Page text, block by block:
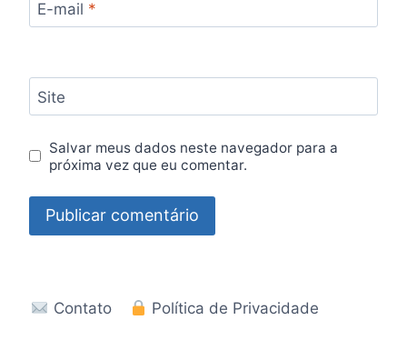
E-mail *
Site
Salvar meus dados neste navegador para a
próxima vez que eu comentar.
Contato Política de Privacidade